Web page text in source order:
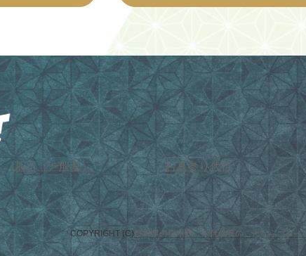
墓石（一般墓） お墓参り代行
COPYRIGHT (C)群馬県の樹木葬、永代供養のことならゴダイ